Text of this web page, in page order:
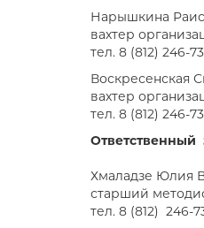
Нарышкина
вахтер
тел. 8 (812) 246-
Воскресенская
вахтер
тел. 8 (812) 246-
Ответственный
Хмаладзе Юлия
старший
тел. 8 (812) 246-